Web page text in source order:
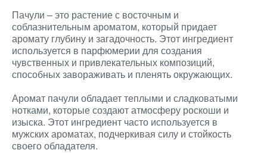
Пачули – это растение с восточным и
соблазнительным ароматом, который придает
аромату глубину и загадочность. Этот ингредиент
используется в парфюмерии для создания
чувственных и привлекательных композиций,
способных завораживать и пленять окружающих.
Аромат пачули обладает теплыми и сладковатыми
нотками, которые создают атмосферу роскоши и
изыска. Этот ингредиент часто используется в
мужских ароматах, подчеркивая силу и стойкость
своего обладателя.